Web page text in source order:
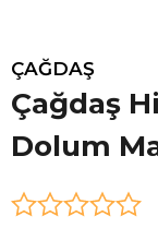
ÇAĞDAŞ
Çağdaş
Dolum